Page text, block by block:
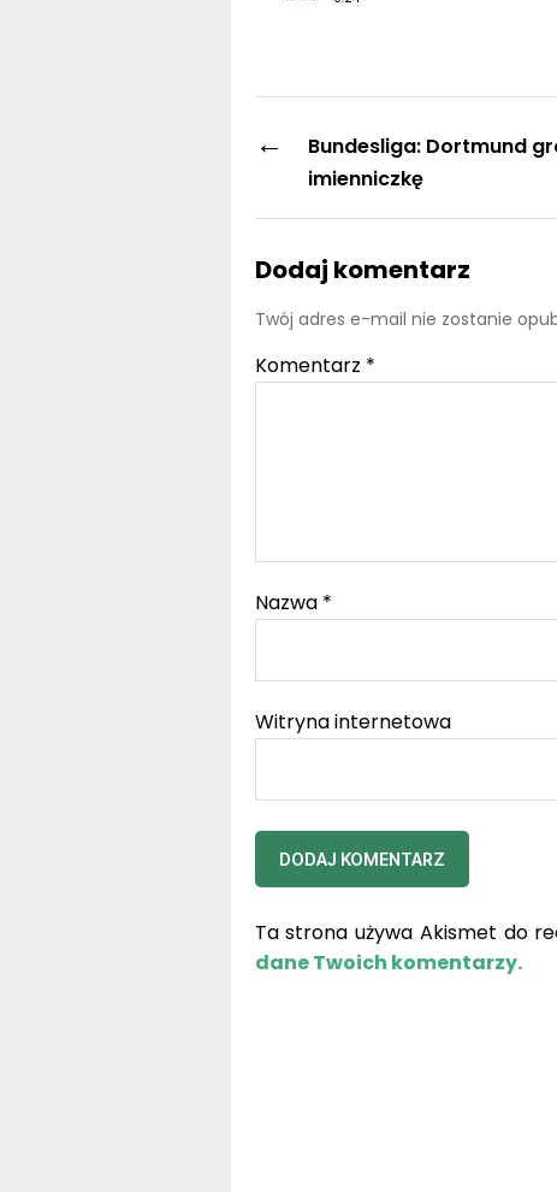
←
Bundesliga: Dortmund
imienniczkę
Dodaj komentarz
Twój adres e-mail nie zostanie
Komentarz *
Nazwa *
Witryna internetowa
Ta strona używa Akismet do
dane Twoich komentarzy.